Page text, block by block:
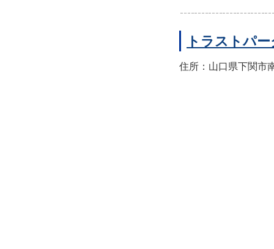
トラストパ
住所：山口県下関市